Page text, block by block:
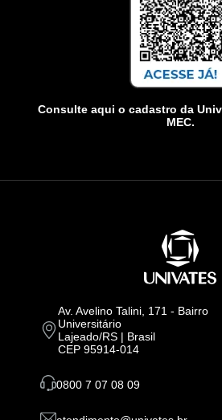
Consulte aqui o cadastro da
MEC.
Av. Avelino Talini, 171 - Bairro
Universitário
Lajeado/RS | Brasil
CEP 95914-014
0800 7 07 08 09